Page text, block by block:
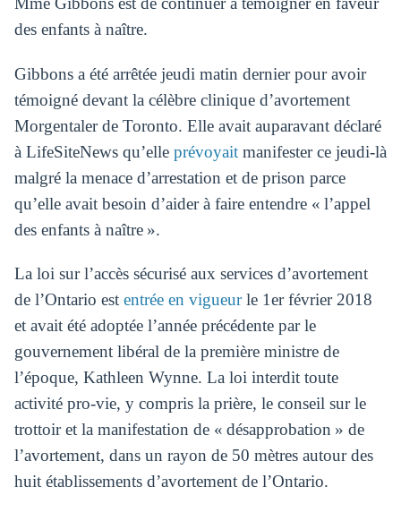
des enfants à naître.
Gibbons a été arrêtée jeudi matin dernier pour avoir
témoigné devant la célèbre clinique d’avortement
Morgentaler de Toronto. Elle avait auparavant déclaré
à LifeSiteNews qu’elle prévoyaitmanifester ce jeudi-là
malgré la menace d’arrestation et de prison parce
qu’elle avait besoin d’aider à faire entendre « l’appel
des enfants à naître ».
La loi sur l’accès sécurisé aux services d’avortement
de l’Ontario est entrée en vigueurle 1er février 2018
et avait été adoptée l’année précédente par le
gouvernement libéral de la première ministre de
l’époque, Kathleen Wynne. La loi interdit toute
activité pro-vie, y compris la prière, le conseil sur le
trottoir et la manifestation de « désapprobation » de
l’avortement, dans un rayon de 50 mètres autour des
huit établissements d’avortement de l’Ontario.